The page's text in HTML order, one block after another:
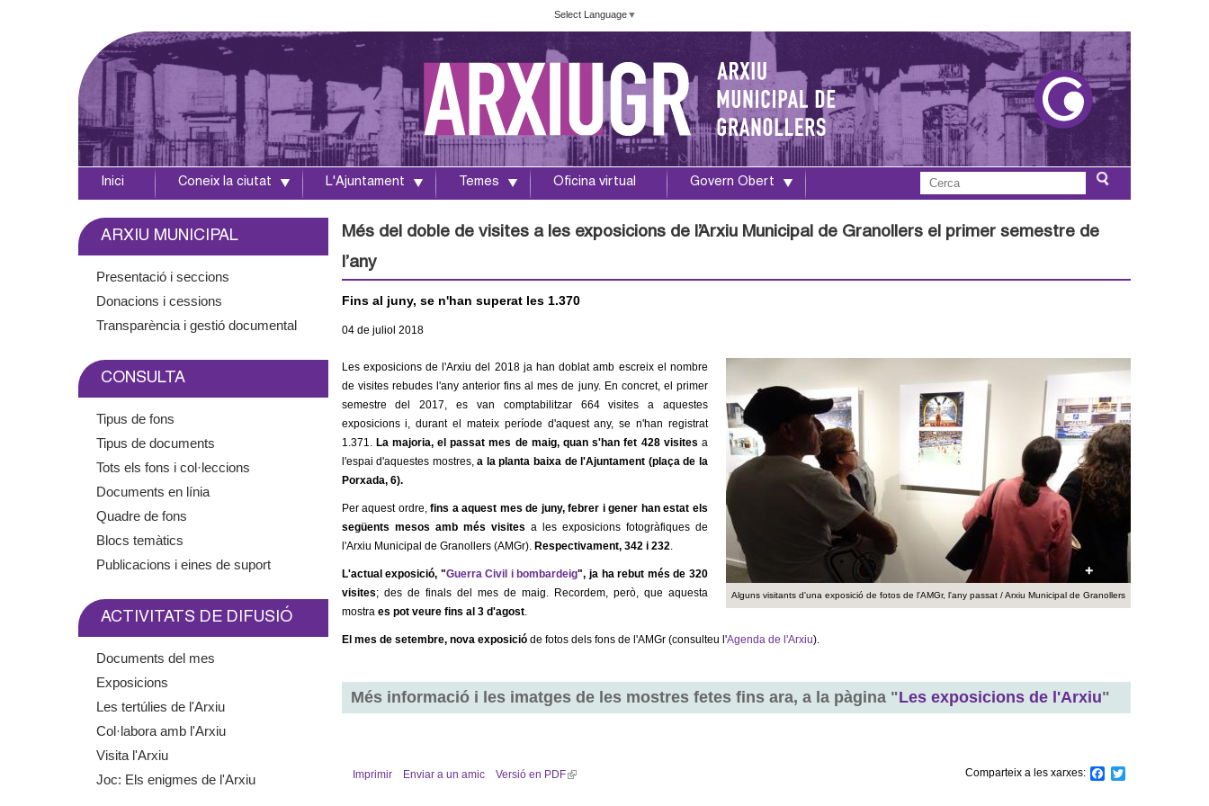
Vés
al
contingut
Select Language▼
j
a
m
e
Inici Coneix la ciutat L'Ajuntament Temes Oficina virtual Govern Obert
F
o
a
r
d
c
e
c
a
e
Més del doble de visites a les exposicions de l’Arxiu Municipal de Granollers el primer semestre de
l’any
Fins al juny, se n'han superat les 1.370
04 de juliol 2018
Alguns visitants d'una exposició de fotos de l'AMGr, l'any passat / Arxiu Municipal de Granollers
Les exposicions de l'Arxiu del 2018 ja han doblat amb escreix el nombre
de visites rebudes l'any anterior fins al mes de juny. En concret, el primer
semestre del 2017, es van comptabilitzar 664 visites a aquestes
exposicions i, durant el mateix període d'aquest any, se n'han registrat
1.371. La majoria, el passat mes de maig, quan s'han fet 428 visitesa
l'espai d'aquestes mostres,a la planta baixa de l'Ajuntament (plaça de la
Porxada, 6).
Per aquest ordre,fins a aquest mes de juny, febrer i gener han estat els
següents mesos amb més visites a les exposicions fotogràfiques de
l'Arxiu Municipal de Granollers (AMGr). Respectivament, 342 i 232.
L'actual exposició, "Guerra Civil i bombardeig", ja ha rebut més de 320
visites; des de finals del mes de maig. Recordem, però, que aquesta
mostraes pot veure fins al 3 d'agost.
El mes de setembre, nova exposició de fotos dels fons de l'AMGr (consulteu l'Agenda de l'Arxiu).
Més informació i les imatges de les mostres fetes fins ara, a la pàgina "Les exposicions de l'Arxiu"
Comparteix a les xarxes:
Imprimir Enviar a un amic Versió en PDF(
ARXIU MUNICIPAL
Presentació i seccions
Donacions i cessions
Transparència i gestió documental
CONSULTA
Tipus de fons
Tipus de documents
Tots els fons i col·leccions
Documents en línia
Quadre de fons
Blocs temàtics
Publicacions i eines de suport
ACTIVITATS DE DIFUSIÓ
Documents del mes
Exposicions
Les tertúlies de l'Arxiu
Col·labora amb l'Arxiu
Visita l'Arxiu
Joc: Els enigmes de l'Arxiu